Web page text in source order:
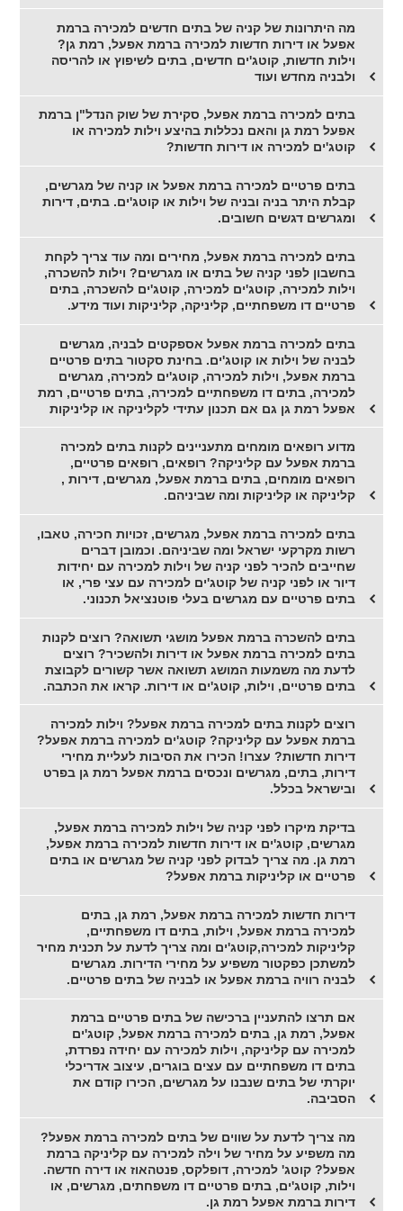
מה היתרונות של קניה של בתים חדשים למכירה ברמת
אפעל או דירות חדשות למכירה ברמת אפעל, רמת גן?
וילות חדשות, קוטג'ים חדשים, בתים לשיפוץ או להריסה
ולבניה מחדש ועוד
בתים למכירה ברמת אפעל, סקירת של שוק הנדל"ן ברמת
אפעל רמת גן והאם נכללות בהיצע וילות למכירה או
קוטג'ים למכירה או דירות חדשות?
בתים פרטיים למכירה ברמת אפעל או קניה של מגרשים,
קבלת היתר בניה ובניה של וילות או קוטג'ים. בתים, דירות
ומגרשים דגשים חשובים.
בתים למכירה ברמת אפעל, מחירים ומה עוד צריך לקחת
בחשבון לפני קניה של בתים או מגרשים? וילות להשכרה,
וילות למכירה, קוטג'ים למכירה, קוטג'ים להשכרה, בתים
פרטיים דו משפחתיים, קליניקה, קליניקות ועוד מידע.
בתים למכירה ברמת אפעל אספקטים לבניה, מגרשים
לבניה של וילות או קוטג'ים. בחינת סקטור בתים פרטיים
ברמת אפעל, וילות למכירה, קוטג'ים למכירה, מגרשים
למכירה, בתים דו משפחתיים למכירה, בתים פרטיים, רמת
אפעל רמת גן גם אם תכנון עתידי לקליניקה או קליניקות
מדוע רופאים מומחים מתעניינים לקנות בתים למכירה
ברמת אפעל עם קליניקה? רופאים, רופאים פרטיים,
רופאים מומחים, בתים ברמת אפעל, מגרשים, דירות ,
קליניקה או קליניקות ומה שביניהם.
בתים למכירה ברמת אפעל, מגרשים, זכויות חכירה, טאבו,
רשות מקרקעי ישראל ומה שביניהם. וכמובן דברים
שחייבים להכיר לפני קניה של וילות למכירה עם יחידות
דיור או לפני קניה של קוטג'ים למכירה עם עצי פרי, או
בתים פרטיים עם מגרשים בעלי פוטנציאל תכנוני.
בתים להשכרה ברמת אפעל מושגי תשואה? רוצים לקנות
בתים למכירה ברמת אפעל או דירות ולהשכיר? רוצים
לדעת מה משמעות המושג תשואה אשר קשורים לקבוצת
בתים פרטיים, וילות, קוטג'ים או דירות. קראו את הכתבה.
רוצים לקנות בתים למכירה ברמת אפעל? וילות למכירה
ברמת אפעל עם קליניקה? קוטג'ים למכירה ברמת אפעל?
דירות חדשות? עצרו! הכירו את הסיבות לעליית מחירי
דירות, בתים, מגרשים ונכסים ברמת אפעל רמת גן בפרט
ובישראל בכלל.
בדיקת מיקרו לפני קניה של וילות למכירה ברמת אפעל,
מגרשים, קוטג'ים או דירות חדשות למכירה ברמת אפעל,
רמת גן. מה צריך לבדוק לפני קניה של מגרשים או בתים
פרטיים או קליניקות ברמת אפעל?
דירות חדשות למכירה ברמת אפעל, רמת גן, בתים
למכירה ברמת אפעל, וילות, בתים דו משפחתיים,
קליניקות למכירה,קוטג'ים ומה צריך לדעת על תכנית מחיר
למשתכן כפקטור משפיע על מחירי הדירות. מגרשים
לבניה רוויה ברמת אפעל או לבניה של בתים פרטיים.
אם תרצו להתעניין ברכישה של בתים פרטיים ברמת
אפעל, רמת גן, בתים למכירה ברמת אפעל, קוטג'ים
למכירה עם קליניקה, וילות למכירה עם יחידה נפרדת,
בתים דו משפחתיים עם עצים בוגרים, עיצוב אדריכלי
יוקרתי של בתים שנבנו על מגרשים, הכירו קודם את
הסביבה.
מה צריך לדעת על שווים של בתים למכירה ברמת אפעל?
מה משפיע על מחיר של וילה למכירה עם קליניקה ברמת
אפעל? קוטג' למכירה, דופלקס, פנטהאוז או דירה חדשה.
וילות, קוטג'ים, בתים פרטיים דו משפחתים, מגרשים, או
דירות ברמת אפעל רמת גן.